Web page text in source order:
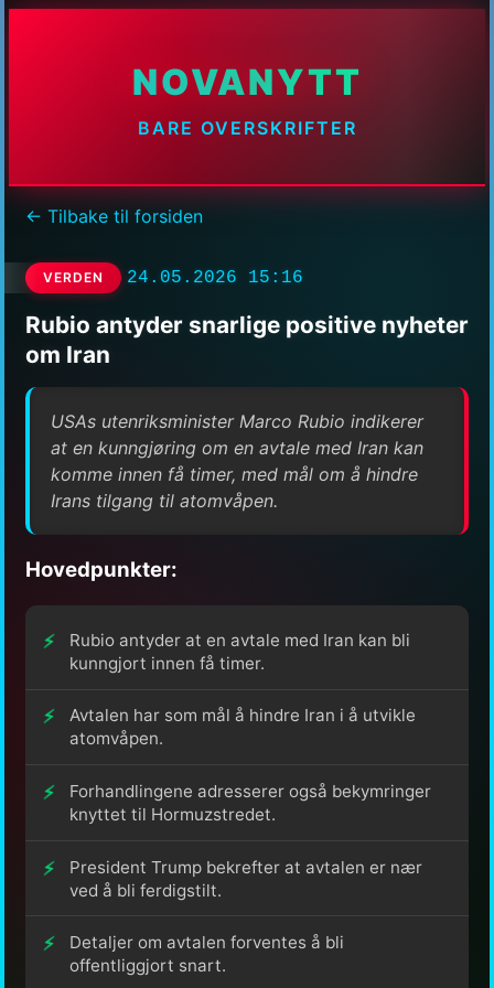
NOVANYTT
BARE OVERSKRIFTER
← Tilbake til forsiden
VERDEN 24.05.2026 15:16
Rubio antyder snarlige positive nyheter
om Iran
USAs utenriksminister Marco Rubio indikerer
at en kunngjøring om en avtale med Iran kan
komme innen få timer, med mål om å hindre
Irans tilgang til atomvåpen.
Hovedpunkter:
Rubio antyder at en avtale med Iran kan bli
kunngjort innen få timer.
Avtalen har som mål å hindre Iran i å utvikle
atomvåpen.
Forhandlingene adresserer også bekymringer
knyttet til Hormuzstredet.
President Trump bekrefter at avtalen er nær
ved å bli ferdigstilt.
Detaljer om avtalen forventes å bli
offentliggjort snart.